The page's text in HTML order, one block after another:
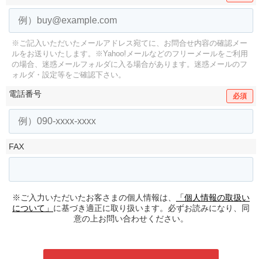
※ご記入いただいたメールアドレス宛てに、お問合せ内容の確認メー
ルをお送りいたします。
※Yahoo!メールなどのフリーメールをご利用
の場合、迷惑メールフォルダに入る場合があります。 迷惑メールのフ
ォルダ・設定等をご確認下さい。
電話番号 必須
FAX
※ご入力いただいたお客さまの個人情報は、
「個人情報の取扱い
について」 に基づき適正に取り扱います。必ずお読みになり、同
意の上お問い合わせください。